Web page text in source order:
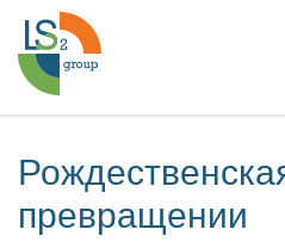
превращении